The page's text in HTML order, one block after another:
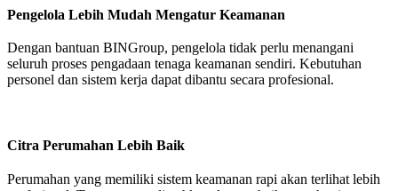
Pengelola Lebih Mudah Mengatur Keamanan
Dengan bantuan BINGroup, pengelola tidak perlu menangani
seluruh proses pengadaan tenaga keamanan sendiri. Kebutuhan
personel dan sistem kerja dapat dibantu secara profesional.
Citra Perumahan Lebih Baik
Perumahan yang memiliki sistem keamanan rapi akan terlihat lebih